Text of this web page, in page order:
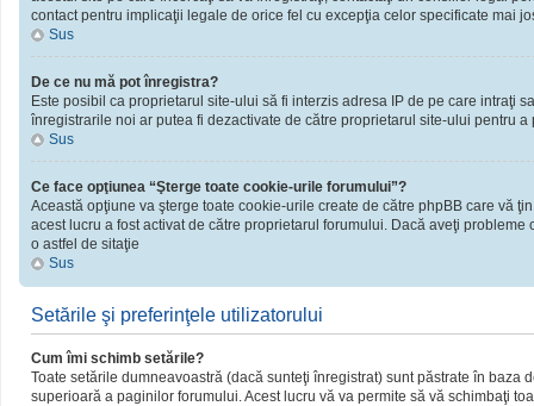
contact pentru implicaţii legale de orice fel cu excepţia celor specificate mai
Sus
De ce nu mă pot înregistra?
Este posibil ca proprietarul site-ului să fi interzis adresa IP de pe care intraţi
înregistrarile noi ar putea fi dezactivate de către proprietarul site-ului pentru
Sus
Ce face opţiunea “Şterge toate cookie-urile forumului”?
Această opţiune va şterge toate cookie-urile create de către phpBB care vă
acest lucru a fost activat de către proprietarul forumului. Dacă aveţi
o astfel de sitaţie
Sus
Setările şi preferinţele utilizatorului
Cum îmi schimb setările?
Toate setările dumneavoastră (dacă sunteţi înregistrat) sunt păstrate în
superioară a paginilor forumului. Acest lucru vă va permite să vă schimbaţi